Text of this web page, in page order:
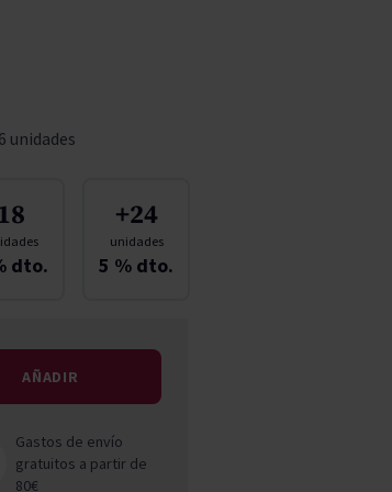
unidades
18
dto.
+24
unidades
5 % dto.
AÑADIR
Gastos de envío
gratuitos a partir de
80€